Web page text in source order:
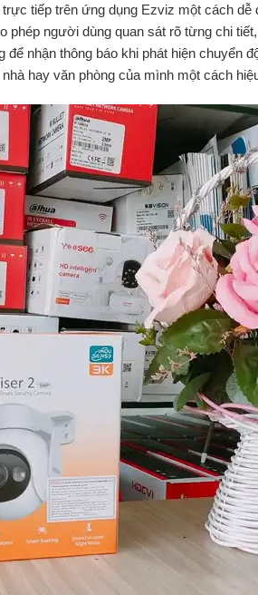
tiếp trên ứng dụng Ezviz một cách
người dùng quan sát rõ từng chi
nhận thông báo khi phát hiện chuyển
hay văn phòng của mình một cách